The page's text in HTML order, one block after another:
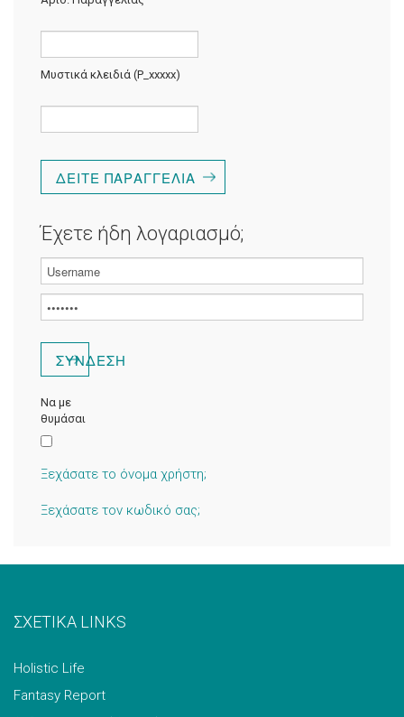
Μυστικά κλειδιά (P_xxxxx)
Έχετε ήδη λογαριασμό;
Να με
θυμάσαι
Ξεχάσατε το όνομα χρήστη;
Ξεχάσατε τον κωδικό σας;
ΣΧΕΤΙΚΑ LINKS
Holistic Life
Fantasy Report